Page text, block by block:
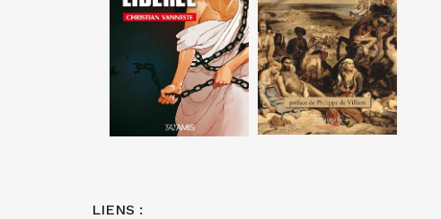
LIENS :